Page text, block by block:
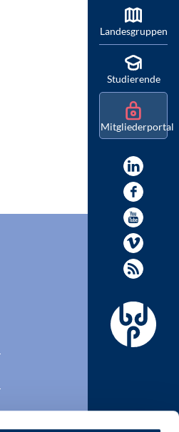
Landesgruppen
Studierende
Mitgliederportal